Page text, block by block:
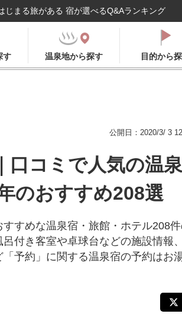
じまる旅がある 宿が選べるQ&Aランキング
す 温泉地から探す 目的から
公開日：2020/3/ 3
口コミで人気の温
のおすすめ208選
すすめな温泉宿・旅館・ホテル208
呂付き客室や卓球台などの施設情報
予約」に関する温泉宿の予約はお